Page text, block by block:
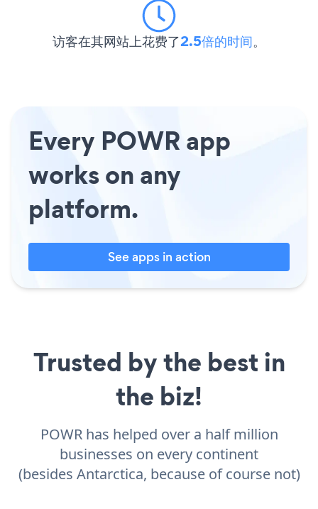
访客在其网站上花费了2.5倍的时间。
Every POWR app
works on any
platform.
See apps in action
Trusted by the best in
the biz!
POWR has helped over a half million
businesses on every continent
(besides Antarctica, because of course not)